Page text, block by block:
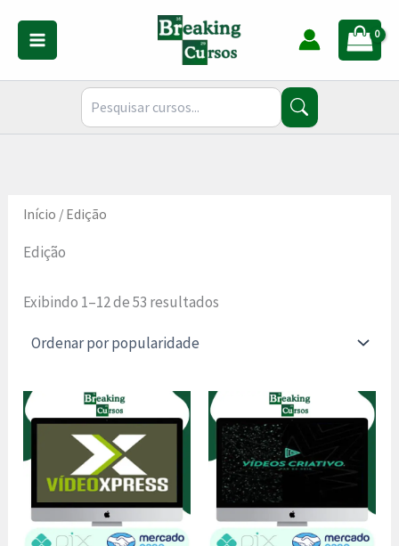
conteúdo
Início / Edição
Edição
Exibindo 1–12 de 53 resultados
por
popularidade